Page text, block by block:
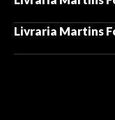
Livraria Martins